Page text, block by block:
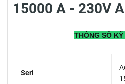
15000 A - 230V
THÔNG SỐ
Seri